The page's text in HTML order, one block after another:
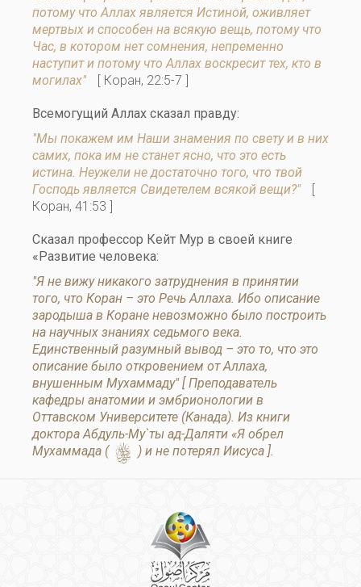
потому что Аллах является Истиной, оживляет
мертвых и способен на всякую вещь, потому что
Час, в котором нет сомнения, непременно
наступит и потому что Аллах воскресит тех, кто в
могилах"
[ Коран, 22:5-7 ]
Всемогущий Аллах сказал правду:
"Мы покажем им Наши знамения по свету и в них
самих, пока им не станет ясно, что это есть
истина. Неужели не достаточно того, что твой
Господь является Свидетелем всякой вещи?"
[
Коран, 41:53 ]
Сказал профессор Кейт Мур в своей книге
«Развитие человека:
"Я не вижу никакого затруднения в принятии
того, что Коран – это Речь Аллаха. Ибо описание
зародыша в Коране невозможно было построить
на научных знаниях седьмого века.
Единственный разумный вывод – это то, что это
описание было откровением от Аллаха,
внушенным Мухаммаду" [ Преподаватель
кафедры анатомии и эмбрионологии в
Оттавском Университете (Канада). Из книги
доктора Абдуль-Му`ты ад-Даляти «Я обрел
Мухаммада ( s ) и не потерял Иисуса ].